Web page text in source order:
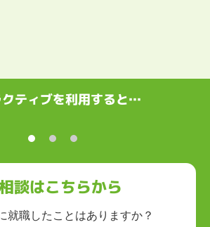
ティブを利用すると…
談はこちらから
就職したことはありますか？